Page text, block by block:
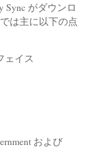
Sync がダウンロ
は主に以下の点
ェイス
および